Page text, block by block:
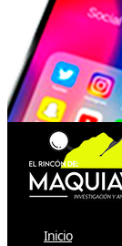
Inicio